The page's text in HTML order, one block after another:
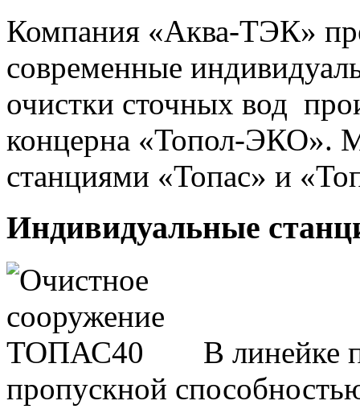
Компания «Аква-ТЭК»
современные
очистки сточных вод
концерна «Топол-ЭКО».
станциями «Топас» и
Индивидуальные
В линейке
пропускной